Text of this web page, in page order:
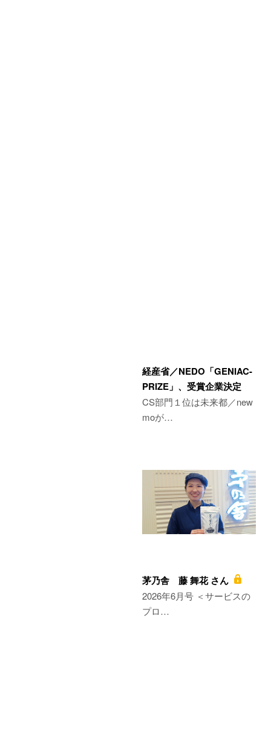
経産省／NEDO「GENIAC-
PRIZE」、受賞企業決定
CS部門１位は未来都／new
moが…
茅乃舎 藤 舞花 さん
2026年6月号 ＜サービスの
プロ…